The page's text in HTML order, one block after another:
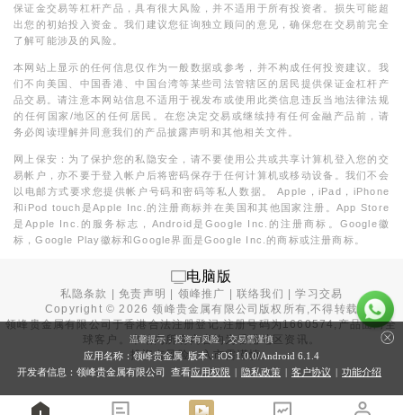
保证金交易等杠杆产品，具有很大风险，并不适用于所有投资者。损失可能超
出您的初始投入资金。我们建议您征询独立顾问的意见，确保您在交易前完全
了解可能涉及的风险。
本网站上显示的任何信息仅作为一般数据或参考，并不构成任何投资建议。我
们不向美国、中国香港、中国台湾等某些司法管辖区的居民提供保证金杠杆产
品交易。请注意本网站信息不适用于视发布或使用此类信息违反当地法律法规
的任何国家/地区的任何居民。在您决定交易或继续持有任何金融产品前，请
务必阅读理解并同意我们的产品披露声明和其他相关文件。
网上保安：为了保护您的私隐安全，请不要使用公共或共享计算机登入您的交
易帐户，亦不要于登入帐户后将密码保存于任何计算机或移动设备。我们不会
以电邮方式要求您提供帐户号码和密码等私人数据。 Apple，iPad，iPhone
和iPod touch是Apple Inc.的注册商标并在美国和其他国家注册。App Store
是Apple Inc.的服务标志，Android是Google Inc.的注册商标。Google徽
标，Google Play徽标和Google界面是Google Inc.的商标或注册商标。
电脑版
私隐条款 |免责声明 领峰推广 |联络我们 |学习交易
Copyright ©2026 领峰贵金属有限公司版权所有,不得转载
领峰贵金属有限公司于香港合法注册登记,注册号码为1660574,产品面向全
球客户。本站内所有内容均为香港地区资讯。
投资有风险，入市需谨慎。
温馨提示：投资有风险，交易需谨慎
应用名称：领峰贵金属 版本：iOS 1.0.0/Android 6.1.4
开发者信息：领峰贵金属有限公司 查看应用权限 | 隐私政策 | 客户协议 | 功能介绍